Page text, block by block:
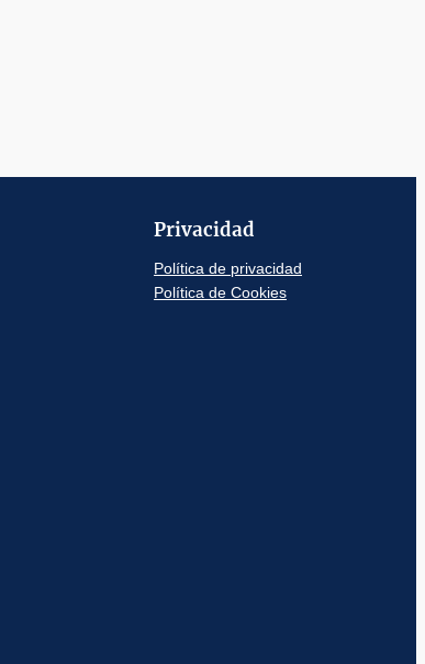
Privacidad
Política de privacidad
Política de Cookies